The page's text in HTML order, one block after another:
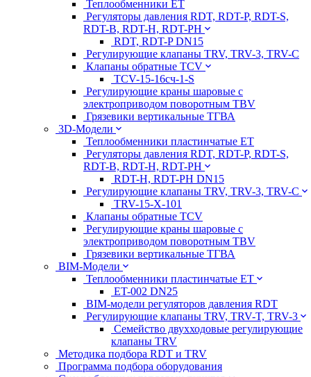
Теплообменники ЕТ
Регуляторы давления RDT, RDT-P, RDT-S,
RDT-B, RDT-H, RDT-PH
RDT, RDT-P DN15
Регулирующие клапаны TRV, TRV-3, TRV-C
Клапаны обратные TCV
TCV-15-16сч-1-S
Регулирующие краны шаровые с
электроприводом поворотным TBV
Грязевики вертикальные ТГВА
3D-Модели
Теплообменники пластинчатые ЕТ
Регуляторы давления RDT, RDT-P, RDT-S,
RDT-B, RDT-H, RDT-PH
RDT-H, RDT-PH DN15
Регулирующие клапаны TRV, TRV-3, TRV-C
TRV-15-X-101
Клапаны обратные TCV
Регулирующие краны шаровые с
электроприводом поворотным TBV
Грязевики вертикальные ТГВА
BIM-Модели
Теплообменники пластинчатые ЕТ
ET-002 DN25
BIM-модели регуляторов давления RDT
Регулирующие клапаны TRV, TRV-T, TRV-3
Семейство двухходовые регулирующие
клапаны TRV
Методика подбора RDT и TRV
Программа подбора оборудования